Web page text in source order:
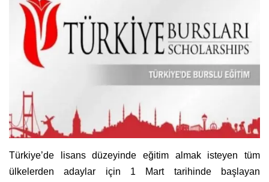
Türkiye’de lisans düzeyinde eğitim almak isteyen tüm
ülkelerden adaylar için 1 Mart tarihinde başlayan